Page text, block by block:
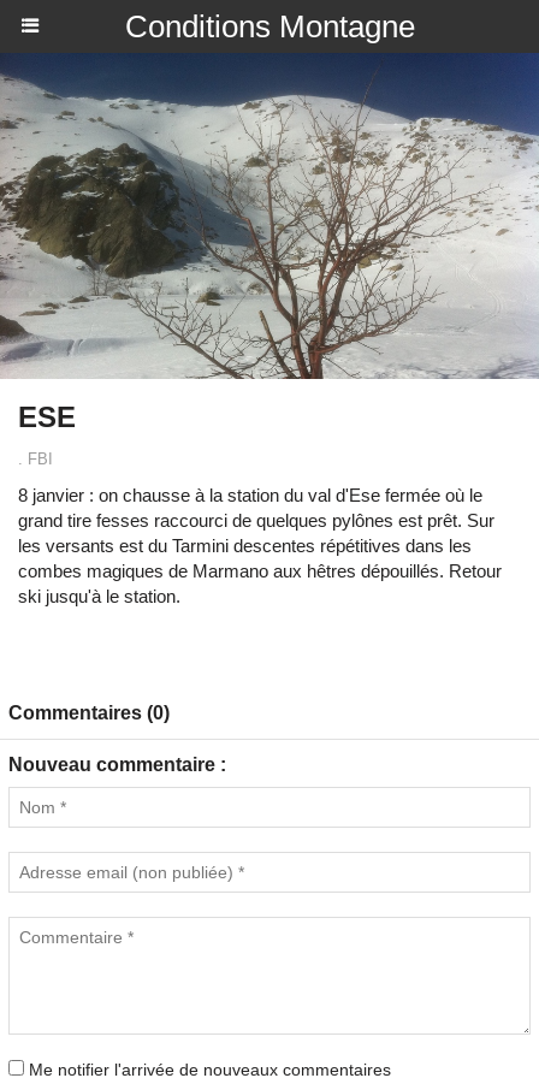
Conditions Montagne
ESE
. FBI
8 janvier : on chausse à la station du val d'Ese fermée où le
grand tire fesses raccourci de quelques pylônes est prêt. Sur
les versants est du Tarmini descentes répétitives dans les
combes magiques de Marmano aux hêtres dépouillés. Retour
ski jusqu'à le station.
Commentaires (0)
Nouveau commentaire :
Me notifier l'arrivée de nouveaux commentaires